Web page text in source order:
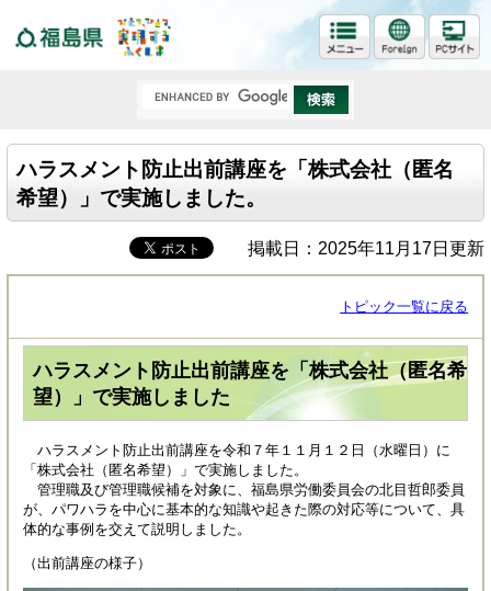
ハラスメント防止出前講座を「株式会社（匿名
希望）」で実施しました。
掲載日：2025年11月17日更新
トピック一覧に戻る
ハラスメント防止出前講座を「株式会社（匿名希
望）」で実施しました
ハラスメント防止出前講座を令和７年１１月１２日（水曜日）に
「株式会社（匿名希望）」で実施しました。
管理職及び管理職候補を対象に、福島県労働委員会の北目哲郎委員
が、パワハラを中心に基本的な知識や起きた際の対応等について、具
体的な事例を交えて説明しました。
（出前講座の様子）